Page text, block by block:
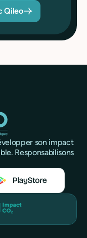
Qileo
son impact
Responsabilisons